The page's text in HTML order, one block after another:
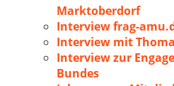
Marktoberdorf
Interview frag-
Interview mit
Interview zur
Bundes